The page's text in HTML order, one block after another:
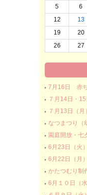
5
6
12
13
19
20
26
27
7月16日 赤
７月14日・
７月13日（月
なつまつり（
園庭開放・七
6月23日（火
6月22日（月
かたつむり制
6月１０日（